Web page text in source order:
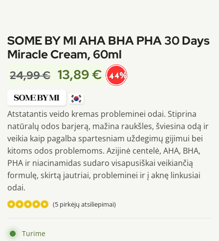
SOME BY MI AHA BHA PHA 30 Days
Miracle Cream, 60ml
24,99€ 13,89 € -44%
Atstatantis veido kremas probleminei odai. Stiprina
natūralų odos barjerą, mažina raukšles, šviesina odą ir
veikia kaip pagalba spartesniam uždegimų gijimui bei
kitoms odos problemoms. Azijinė centelė, AHA, BHA,
PHA ir niacinamidas sudaro visapusiškai veikiančią
formulę, skirtą jautriai, probleminei ir į aknę linkusiai
odai.
5.00iš 5
(5 pirkėjų atsiliepimai)
Turime